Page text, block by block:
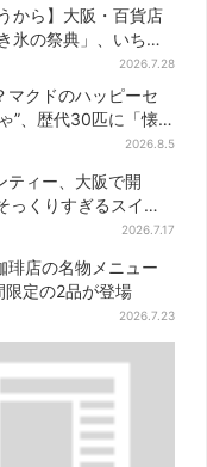
うから】大阪・百貨店
氷の祭典」、いち
ジク・紅茶・チー
舗のメニュー集結
2026.7.28
マクドのハッピーセ
”、歴代30匹に「懐
2026.8.5
ティー、大阪で開
っくりすぎるスイー
2026.7.17
琲店の名物メニュー
定の2品が登場
2026.7.23